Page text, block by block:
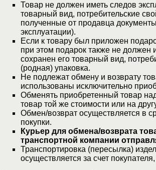
Товар не должен иметь следов
товарный вид, потребительские
полученные от продавца
эксплуатации).
Если к товару был приложен
при этом подарок также не должен
сохранен его товарный вид,
(родная) упаковка.
Не подлежат обмену и возврату
использованы исключительно
Обменять приобретенный товар
товар той же стоимости или на
Обмен/возврат осуществляется в
покупки.
Курьер для обмена/возврата
транспортной компании
Транспортировка (пересылка)
осуществляется за счет